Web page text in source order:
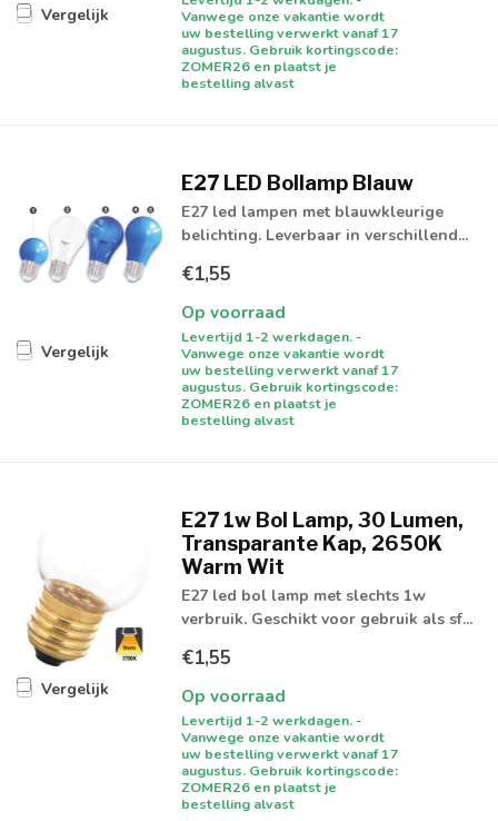
Vergelijk
Vanwege onze vakantie wordt
uw bestelling verwerkt vanaf 17
augustus. Gebruik kortingscode:
ZOMER26 en plaatst je
bestelling alvast
Vergelijk
E27 LED Bollamp Blauw
E27 led lampen met blauwkleurige
belichting. Leverbaar in verschillend...
€1,55
Op voorraad
Levertijd 1-2 werkdagen. -
Vanwege onze vakantie wordt
uw bestelling verwerkt vanaf 17
augustus. Gebruik kortingscode:
ZOMER26 en plaatst je
bestelling alvast
Vergelijk
E27 1w Bol Lamp, 30 Lumen,
Transparante Kap, 2650K
Warm Wit
E27 led bol lamp met slechts 1w
verbruik. Geschikt voor gebruik als sf...
€1,55
Op voorraad
Levertijd 1-2 werkdagen. -
Vanwege onze vakantie wordt
uw bestelling verwerkt vanaf 17
augustus. Gebruik kortingscode:
ZOMER26 en plaatst je
bestelling alvast